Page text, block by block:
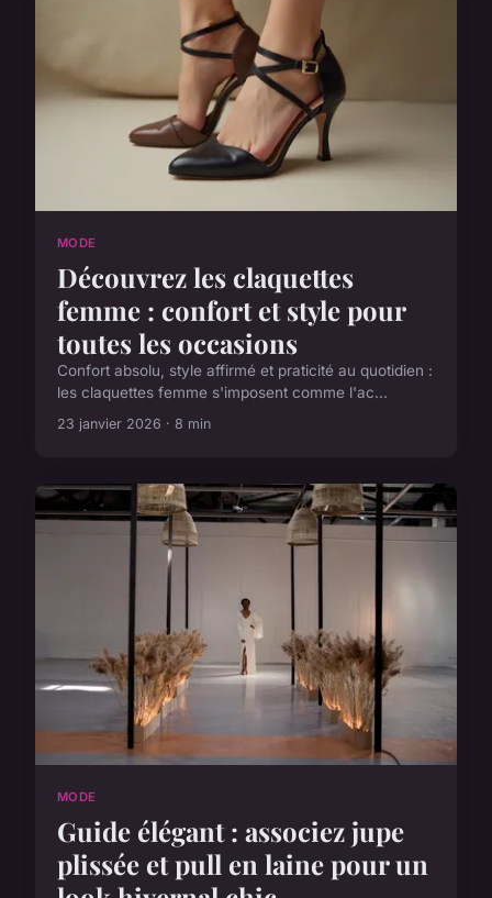
MODE
Découvrez les claquettes
femme : confort et style pour
toutes les occasions
Confort absolu, style affirmé et praticité au quotidien :
les claquettes femme s'imposent comme l'ac...
23 janvier 2026 · 8 min
MODE
Guide élégant : associez jupe
plissée et pull en laine pour un